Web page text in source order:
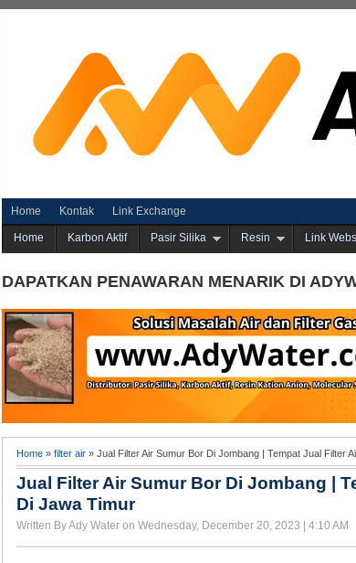
Home Kontak Link Exchange
Home Karbon Aktif Pasir Silika Resin Link
DAPATKAN PENAWARAN MENARIK DI
Home » filter air » Jual Filter Air Sumur Bor Di Jombang | Tempat Jual Filter
Jual Filter Air Sumur Bor Di Jombang |
Di Jawa Timur
Written By Ady Water on Wednesday, December 20, 2023 | 4:10 AM